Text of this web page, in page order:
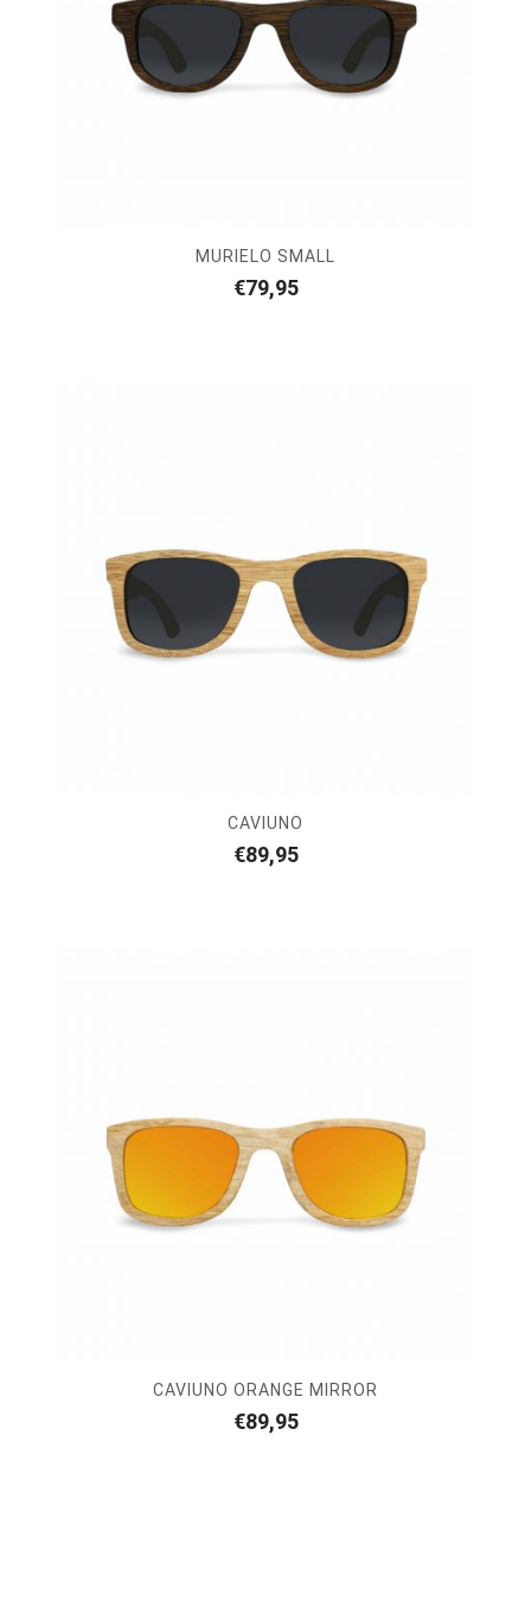
MURIELO SMALL
€79,95
CAVIUNO
€89,95
CAVIUNO ORANGE MIRROR
€89,95